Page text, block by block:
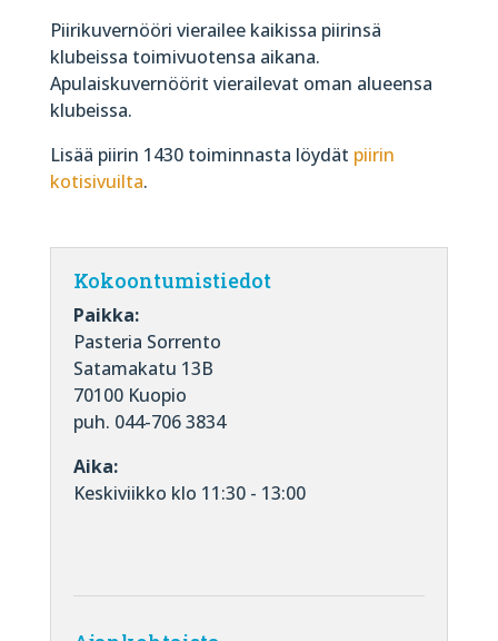
Piirikuvernööri vierailee kaikissa piirinsä
klubeissa toimivuotensa aikana.
Apulaiskuvernöörit vierailevat oman alueensa
klubeissa.
Lisää piirin 1430 toiminnasta löydät piirin
kotisivuilta.
Kokoontumistiedot
Paikka:
Pasteria Sorrento
Satamakatu 13B
70100 Kuopio
puh. 044-706 3834
Aika:
Keskiviikko klo 11:30 - 13:00